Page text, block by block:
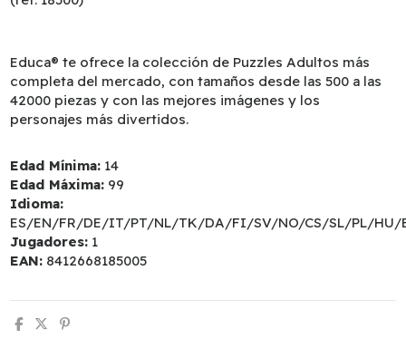
Educa® te ofrece la colección de Puzzles Adultos más
completa del mercado, con tamaños desde las 500 a las
42000 piezas y con las mejores imágenes y los
personajes más divertidos.
Edad Mínima: 14
Edad Máxima: 99
Idioma:
ES/EN/FR/DE/IT/PT/NL/TK/DA/FI/SV/NO/CS/SL/PL/HU/
Jugadores: 1
EAN: 8412668185005